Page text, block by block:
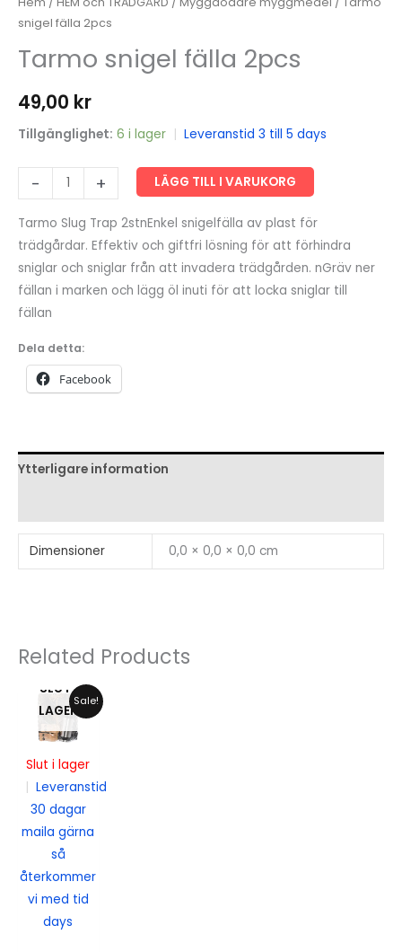
snigel fälla 2pcs
Tarmo snigel fälla 2pcs
49,00 kr
Tillgänglighet: 6 i lager Leveranstid 3 till 5 days
-
snigel
fälla
2pcs
mängd
+ LÄGG TILL I VARUKORG
Tarmo Slug Trap 2stnEnkel snigelfälla av plast för
trädgårdar. Effektiv och giftfri lösning för att förhindra
sniglar och sniglar från att invadera trädgården. nGräv ner
fällan i marken och lägg öl inuti för att locka sniglar till
fällan
Dela detta:
Facebook
Ytterligare information
Dimensioner 0,0 × 0,0 × 0,0 cm
Related Products
Sale!
SLUT I
LAGER
Slut i lager
| Leveranstid
30 dagar
maila gärna
så
återkommer
vi med tid
days